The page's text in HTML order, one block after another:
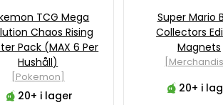
TCG Mega
Chaos Rising
Pack (MAX 6 Per
Hushåll)
[Pokemon]
20+ i lager
Super Mario
Collectors
Magnets
20+ i